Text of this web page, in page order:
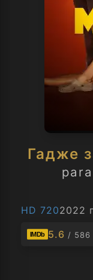
Гадже
HD 7202022
IMDb 5.6 / 586